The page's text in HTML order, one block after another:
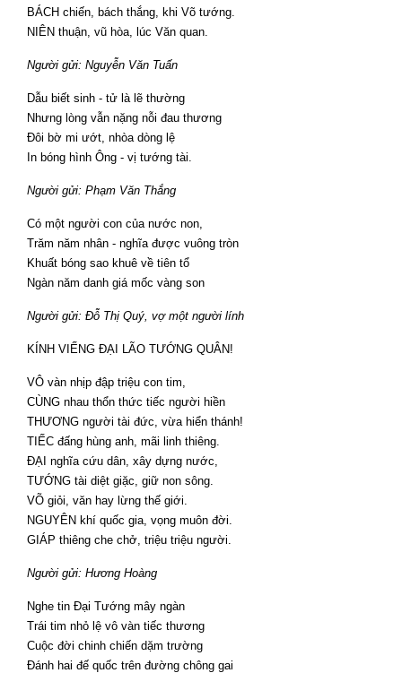
BÁCH chiến, bách thắng, khi Võ tướng.
NIÊN thuận, vũ hòa, lúc Văn quan.
Người gửi: Nguyễn Văn Tuấn
Dẫu biết sinh - tử là lẽ thường
Nhưng lòng vẫn nặng nỗi đau thương
Đôi bờ mi ướt, nhòa dòng lệ
In bóng hình Ông - vị tướng tài.
Người gửi: Phạm Văn Thắng
Có một người con của nước non,
Trăm năm nhân - nghĩa được vuông tròn
Khuất bóng sao khuê về tiên tổ
Ngàn năm danh giá mốc vàng son
Người gửi: Đỗ Thị Quý, vợ một người lính
KÍNH VIẾNG ĐẠI LÃO TƯỚNG QUÂN!
VÔ vàn nhịp đập triệu con tim,
CÙNG nhau thổn thức tiếc người hiền
THƯƠNG người tài đức, vừa hiển thánh!
TIẾC đấng hùng anh, mãi linh thiêng.
ĐẠI nghĩa cứu dân, xây dựng nước,
TƯỚNG tài diệt giặc, giữ non sông.
VÕ giỏi, văn hay lừng thế giới.
NGUYÊN khí quốc gia, vọng muôn đời.
GIÁP thiêng che chở, triệu triệu người.
Người gửi: Hương Hoàng
Nghe tin Đại Tướng mây ngàn
Trái tim nhỏ lệ vô vàn tiếc thương
Cuộc đời chinh chiến dặm trường
Đánh hai đế quốc trên đường chông gai